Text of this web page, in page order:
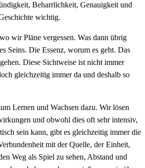
Beharrlichkeit, Genauigkeit und
wichtig.
wir Pläne vergessen. Was dann übrig
Seins. Die Essenz, worum es geht. Das
Diese Sichtweise ist nicht immer
gleichzeitig immer da und deshalb so
Lernen und Wachsen dazu. Wir lösen
und obwohl dies oft sehr intensiv,
sein kann, gibt es gleichzeitig immer die
mit der Quelle, der Einheit,
Weg als Spiel zu sehen, Abstand und